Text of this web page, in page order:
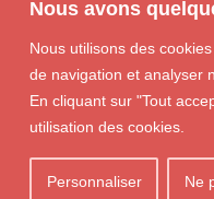
Nous avons
Nous utilisons des
de navigation et analyser
En cliquant sur "Tout
utilisation des cookies.
Personnaliser Ne